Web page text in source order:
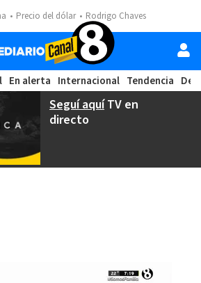
Precio del dólar Rodrigo Chaves
En alerta Internacional Tendencia
Seguí aquíTV en
directo